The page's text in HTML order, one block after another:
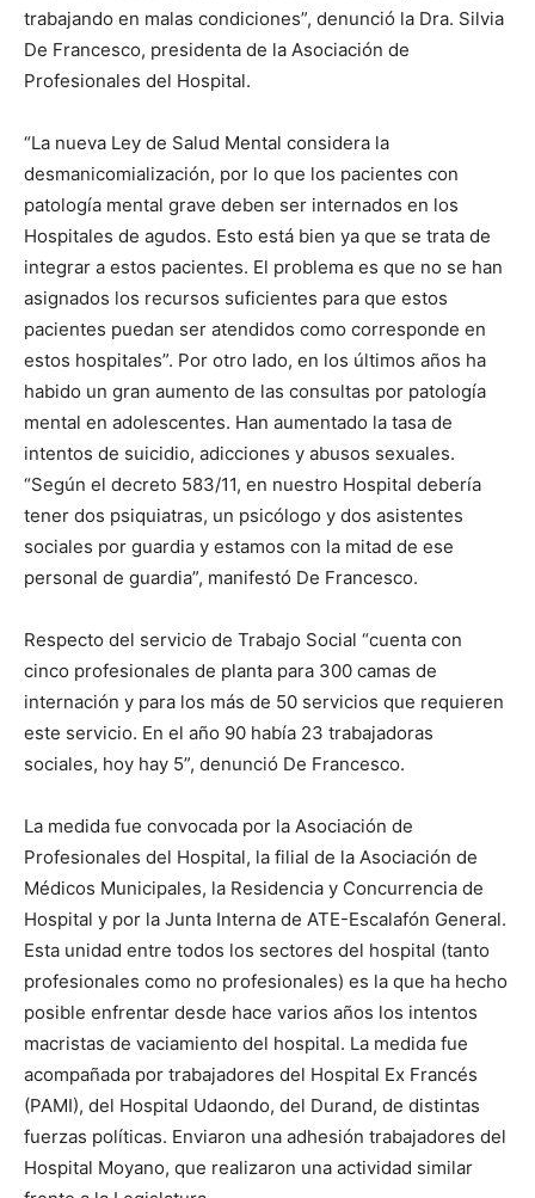
trabajando en malas condiciones”, denunció la Dra. Silvia
De Francesco, presidenta de la Asociación de
Profesionales del Hospital.
“La nueva Ley de Salud Mental considera la
desmanicomialización, por lo que los pacientes con
patología mental grave deben ser internados en los
Hospitales de agudos. Esto está bien ya que se trata de
integrar a estos pacientes. El problema es que no se han
asignados los recursos suficientes para que estos
pacientes puedan ser atendidos como corresponde en
estos hospitales”. Por otro lado, en los últimos años ha
habido un gran aumento de las consultas por patología
mental en adolescentes. Han aumentado la tasa de
intentos de suicidio, adicciones y abusos sexuales.
“Según el decreto 583/11, en nuestro Hospital debería
tener dos psiquiatras, un psicólogo y dos asistentes
sociales por guardia y estamos con la mitad de ese
personal de guardia”, manifestó De Francesco.
Respecto del servicio de Trabajo Social “cuenta con
cinco profesionales de planta para 300 camas de
internación y para los más de 50 servicios que requieren
este servicio. En el año 90 había 23 trabajadoras
sociales, hoy hay 5”, denunció De Francesco.
La medida fue convocada por la Asociación de
Profesionales del Hospital, la filial de la Asociación de
Médicos Municipales, la Residencia y Concurrencia de
Hospital y por la Junta Interna de ATE-Escalafón General.
Esta unidad entre todos los sectores del hospital (tanto
profesionales como no profesionales) es la que ha hecho
posible enfrentar desde hace varios años los intentos
macristas de vaciamiento del hospital. La medida fue
acompañada por trabajadores del Hospital Ex Francés
(PAMI), del Hospital Udaondo, del Durand, de distintas
fuerzas políticas. Enviaron una adhesión trabajadores del
Hospital Moyano, que realizaron una actividad similar